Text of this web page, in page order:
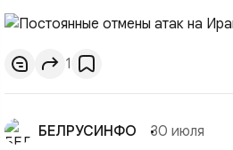
объяснений.По данным этого
неделями готовились к
Ираном. Напомним:Реакция
1
БЕЛРУСИНФО 30 июля